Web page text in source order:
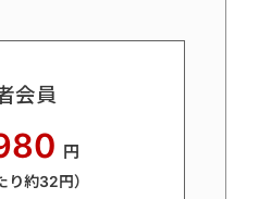
会員
円
り約32円）